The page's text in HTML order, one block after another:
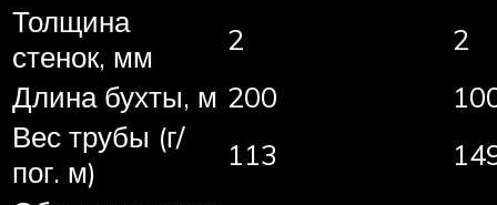
Толщина
стенок, мм
2
2
Длина бухты, м 200
Вес трубы (г/
пог. м)
113